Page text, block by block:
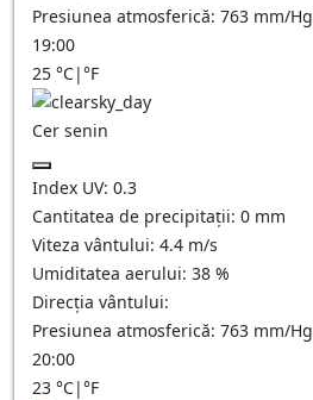
Presiunea atmosferică: 763 mm/Hg
19:00
25 °C|°F
Cer senin
Index UV: 0.3
Cantitatea de precipitații: 0 mm
Viteza vântului: 4.4 m/s
Umiditatea aerului: 38 %
Direcția vântului:
Presiunea atmosferică: 763 mm/Hg
20:00
23 °C|°F